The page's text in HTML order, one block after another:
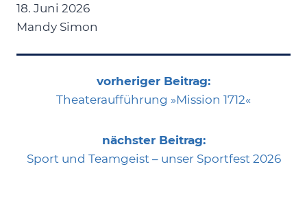
18. Juni 2026
Mandy Simon
vorheriger Beitrag:
Theateraufführung »Mission 1712«
nächster Beitrag:
Sport und Teamgeist – unser Sportfest 2026